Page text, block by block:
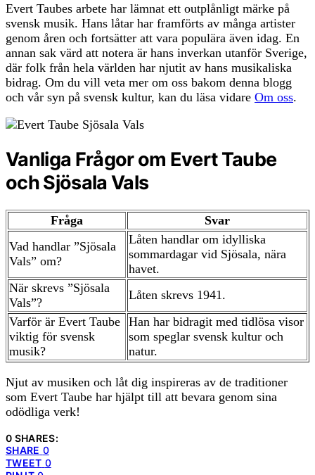
Evert Taubes arbete har lämnat ett outplånligt märke på
svensk musik. Hans låtar har framförts av många artister
genom åren och fortsätter att vara populära även idag. En
annan sak värd att notera är hans inverkan utanför Sverige,
där folk från hela världen har njutit av hans musikaliska
bidrag. Om du vill veta mer om oss bakom denna blogg
och vår syn på svensk kultur, kan du läsa vidare Om oss.
Vanliga Frågor om Evert Taube
och Sjösala Vals
Fråga
Svar
Vad handlar ”Sjösala
Vals” om?
Låten handlar om idylliska
sommardagar vid Sjösala, nära
havet.
När skrevs ”Sjösala
Vals”?
Låten skrevs 1941.
Varför är Evert Taube
viktig för svensk
musik?
Han har bidragit med tidlösa visor
som speglar svensk kultur och
natur.
Njut av musiken och låt dig inspireras av de traditioner
som Evert Taube har hjälpt till att bevara genom sina
odödliga verk!
0 SHARES:
SHARE 0
TWEET 0